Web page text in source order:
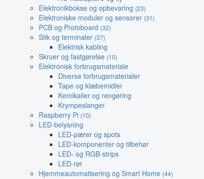
Elektronikbokse og opbevaring (23)
Elektroniske moduler og sensorer (31)
PCB og Protoboard (32)
Stik og terminaler (37)
Elektrisk kabling
Skruer og fastgørelse (10)
Elektronisk forbrugsmateriale
Diverse forbrugsmaterialer
Tape og klæbemidler
Kemikalier og rengøring
Krympeslanger
Raspberry Pi (10)
LED-belysning
LED-pærer og spots
LED-komponenter og tilbehør
LED- og RGB-strips
LED-rør
Hjemmeautomatisering og Smart Home (44)